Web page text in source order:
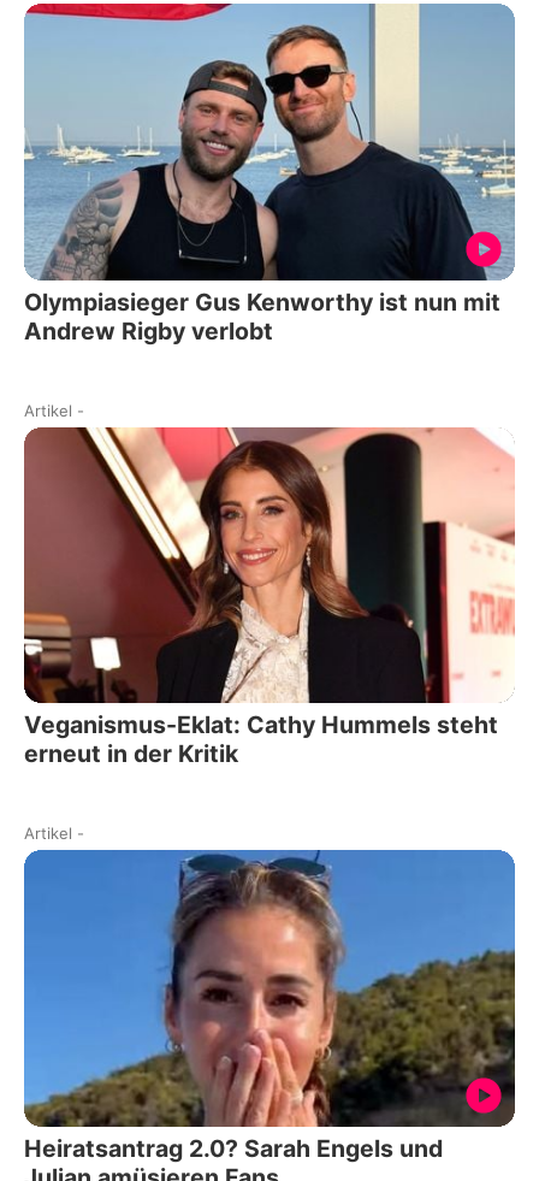
Olympiasieger Gus Kenworthy ist nun mit
Andrew Rigby verlobt
Artikel -
Veganismus-Eklat: Cathy Hummels steht
erneut in der Kritik
Artikel -
Heiratsantrag 2.0? Sarah Engels und